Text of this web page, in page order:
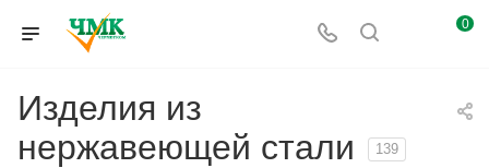
0
Изделия из
нержавеющей стали
139